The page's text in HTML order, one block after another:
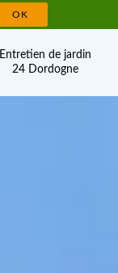
Entretien de jardin
24 Dordogne